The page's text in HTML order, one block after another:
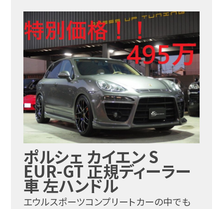
ポルシェ カイエン S
EUR-GT 正規ディーラー
車 左ハンドル
エウルスポーツコンプリートカーの中でも